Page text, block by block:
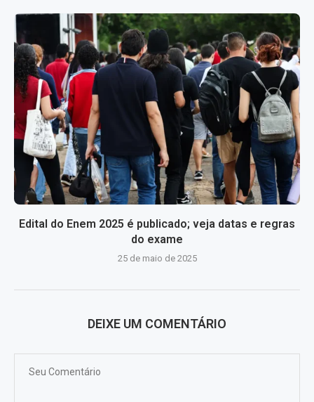
Edital do Enem 2025 é publicado; veja datas e regras
do exame
25 de maio de 2025
DEIXE UM COMENTÁRIO